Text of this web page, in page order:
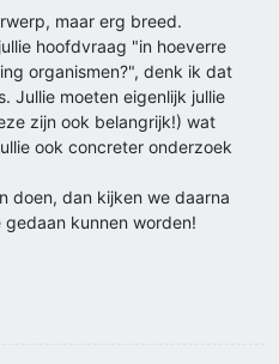
maar erg breed.
hoofdvraag "in hoeverre
organismen?", denk ik dat
Jullie moeten eigenlijk jullie
zijn ook belangrijk!) wat
ook concreter onderzoek
doen, dan kijken we daarna
kunnen worden!